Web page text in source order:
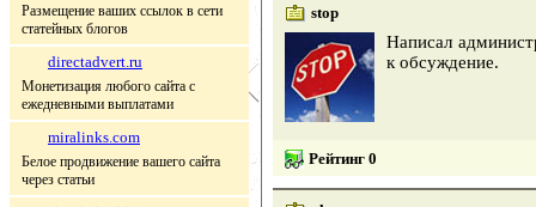
Размещение ваших ссылок в сети
статейных блогов
directadvert.ru
Монетизация любого сайта с
ежедневными выплатами
miralinks.com
Белое продвижение вашего сайта
через статьи
stop
Написал
к обсуждение.
Рейтинг 0